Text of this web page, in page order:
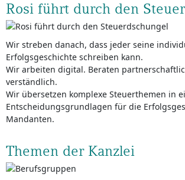
Rosi führt durch den
Wir streben danach, dass jeder seine
Erfolgsgeschichte schreiben kann.
Wir arbeiten digital. Beraten
verständlich.
Wir übersetzen komplexe Steuerthemen in
Entscheidungsgrundlagen für die
Mandanten.
Themen der Kanzlei